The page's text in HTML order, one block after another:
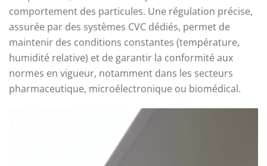
comportement des particules. Une régulation précise,
assurée par des systèmes CVC dédiés, permet de
maintenir des conditions constantes (température,
humidité relative) et de garantir la conformité aux
normes en vigueur, notamment dans les secteurs
pharmaceutique, microélectronique ou biomédical.